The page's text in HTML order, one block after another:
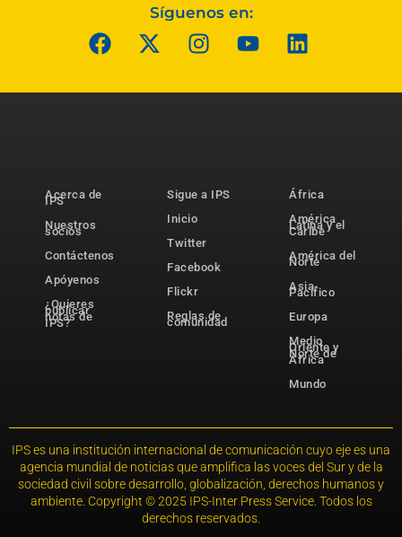
Síguenos en:
Acerca de
IPS
Nuestros
socios
Contáctenos
Apóyenos
¿Quieres
publicar
notas de
IPS?
Sigue a IPS
Inicio
Twitter
Facebook
Flickr
Reglas de
comunidad
África
América
Latina y el
Caribe
América del
Norte
Asia-
Pacífico
Europa
Medio
Oriente y
Norte de
África
Mundo
IPS es una institución internacional de comunicación cuyo eje es una
agencia mundial de noticias que amplifica las voces del Sur y de la
sociedad civil sobre desarrollo, globalización, derechos humanos y
ambiente. Copyright © 2025 IPS-Inter Press Service. Todos los
derechos reservados.